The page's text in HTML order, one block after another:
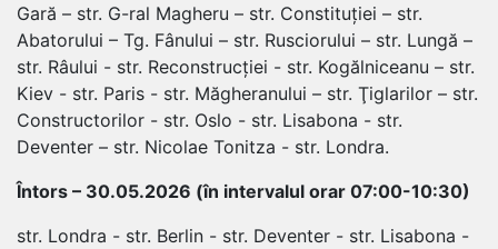
Gară – str. G-ral Magheru – str. Constituției – str.
Abatorului – Tg. Fânului – str. Rusciorului – str. Lungă –
str. Râului - str. Reconstrucției - str. Kogălniceanu – str.
Kiev - str. Paris - str. Măgheranului – str. Ţiglarilor – str.
Constructorilor - str. Oslo - str. Lisabona - str.
Deventer – str. Nicolae Tonitza - str. Londra.
Întors – 30.05.2026 (în intervalul orar 07:00-10:30)
str. Londra - str. Berlin - str. Deventer - str. Lisabona -